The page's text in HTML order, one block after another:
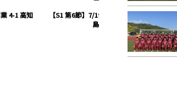
4-1 高知
【S1 第6節】7/19 四学香川西 2-1 徳
島市立